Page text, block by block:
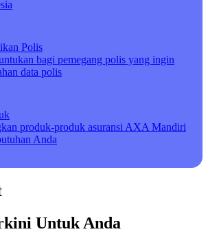
Polis
bagi pemegang polis yang ingin
data polis
produk-produk asuransi AXA Mandiri
Anda
Untuk Anda